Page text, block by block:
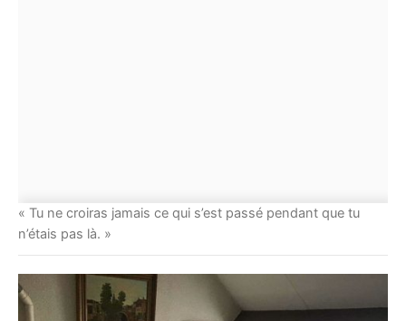
« Tu ne croiras jamais ce qui s’est passé pendant que tu
n’étais pas là. »